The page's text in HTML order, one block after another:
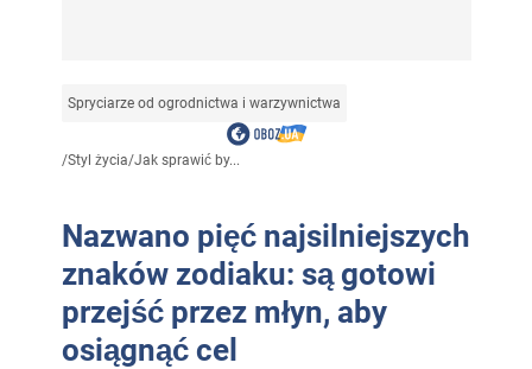
Spryciarze od ogrodnictwa i warzywnictwa
/Styl życia/Jak sprawić by...
Nazwano pięć najsilniejszych
znaków zodiaku: są gotowi
przejść przez młyn, aby
osiągnąć cel